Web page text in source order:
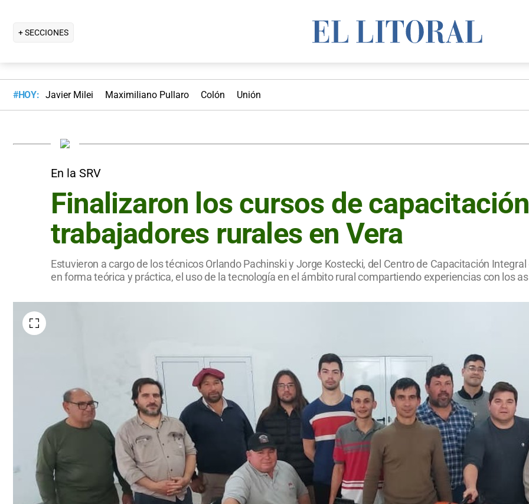
+ SECCIONES
#HOY: Javier Milei Maximiliano Pullaro Colón Unión
En la SRV
Finalizaron los cursos de
trabajadores rurales en Vera
Estuvieron a cargo de los técnicos Orlando Pachinski y Jorge Kostecki, del Centro de Capacitación
en forma teórica y práctica, el uso de la tecnología en el ámbito rural compartiendo experiencias con los